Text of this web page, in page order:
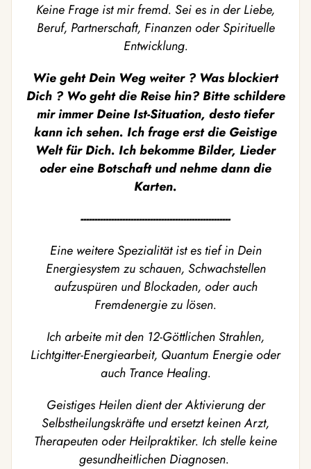
Keine Frage ist mir fremd. Sei es in der Liebe,
Beruf, Partnerschaft, Finanzen oder Spirituelle
Entwicklung.
Wie geht Dein Weg weiter ? Was blockiert
Dich ? Wo geht die Reise hin? Bitte schildere
mir immer Deine Ist-Situation, desto tiefer
kann ich sehen. Ich frage erst die Geistige
Welt für Dich. Ich bekomme Bilder, Lieder
oder eine Botschaft und nehme dann die
Karten.
------------------------------------------------------
Eine weitere Spezialität ist es tief in Dein
Energiesystem zu schauen, Schwachstellen
aufzuspüren und Blockaden, oder auch
Fremdenergie zu lösen.
Ich arbeite mit den 12-Göttlichen Strahlen,
Lichtgitter-Energiearbeit, Quantum Energie oder
auch Trance Healing.
Geistiges Heilen dient der Aktivierung der
Selbstheilungskräfte und ersetzt keinen Arzt,
Therapeuten oder Heilpraktiker. Ich stelle keine
gesundheitlichen Diagnosen.